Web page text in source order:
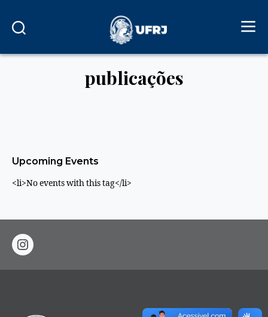
publicações
Upcoming Events
<li>No events with this tag</li>
instagram